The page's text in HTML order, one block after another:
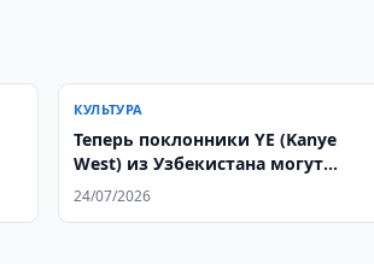
КУЛЬТУРА
Теперь поклонники YE (Kanye
West) из Узбекистана могут
купить билеты на выступление в
24/07/2026